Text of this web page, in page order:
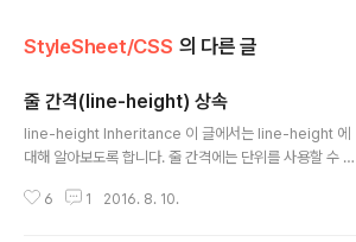
StyleSheet/CSS 의 다른 글
줄 간격(line-height) 상속
line-height Inheritance 이 글에서는 line-height 에
대해 알아보도록 합니다. 줄 간격에는 단위를 사용할 수 있
이유는 1.2em 이나 120% 와 같이 단위 있는 값을 사용하
6 1 2016. 8. 10.